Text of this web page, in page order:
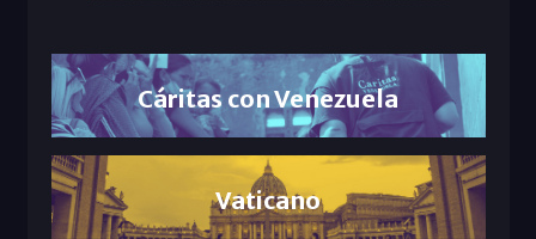
Cáritas con Venezuela
Vaticano